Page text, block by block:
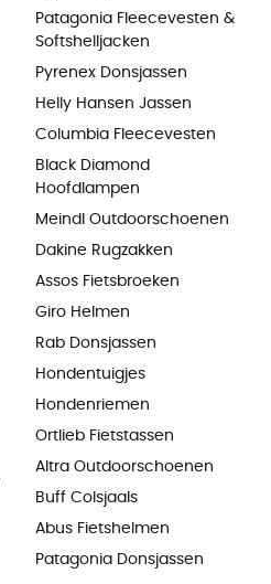
Patagonia Fleecevesten &
Softshelljacken
Pyrenex Donsjassen
Helly Hansen Jassen
Columbia Fleecevesten
Black Diamond
Hoofdlampen
Meindl Outdoorschoenen
Dakine Rugzakken
Assos Fietsbroeken
Giro Helmen
Rab Donsjassen
Hondentuigjes
Hondenriemen
Ortlieb Fietstassen
Altra Outdoorschoenen
Buff Colsjaals
Abus Fietshelmen
Patagonia Donsjassen